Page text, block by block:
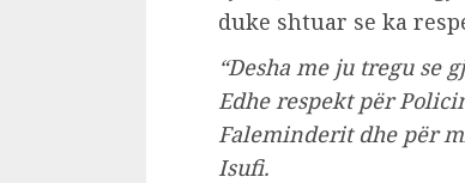
duke shtuar se ka
“Desha me ju tregu se
Edhe respekt për
Faleminderit dhe për
Isufi.